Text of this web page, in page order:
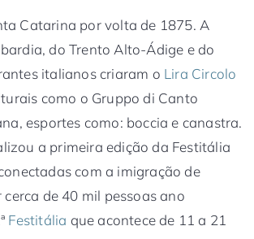
Catarina por volta de 1875. A
do Trento Alto-Ádige e do
italianos criaram o Lira Circolo
como o Gruppo di Canto
esportes como: boccia e canastra.
a primeira edição da Festitália
com a imigração de
de 40 mil pessoas ano
Festitália que acontece de 11 a 21